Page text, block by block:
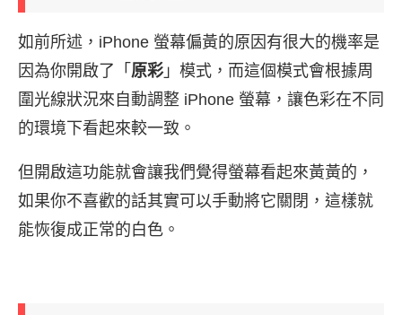
如前所述，iPhone 螢幕偏黃的原因有很大的機率是
因為你開啟了「 原彩」模式，而這個模式會根據周
圍光線狀況來自動調整 iPhone 螢幕，讓色彩在不同
的環境下看起來較一致。
但開啟這功能就會讓我們覺得螢幕看起來黃黃的，
如果你不喜歡的話其實可以手動將它關閉，這樣就
能恢復成正常的白色。